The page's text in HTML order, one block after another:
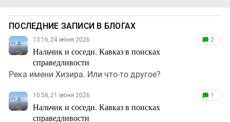
ПОСЛЕДНИЕ ЗАПИСИ В БЛОГАХ
13:16, 24 июня 2026
Нальчик и соседи. Кавказ в поисках
справедливости
2
Река имени Хизира. Или что-то другое?
10:58, 21 июня 2026
Нальчик и соседи. Кавказ в поисках
справедливости
1